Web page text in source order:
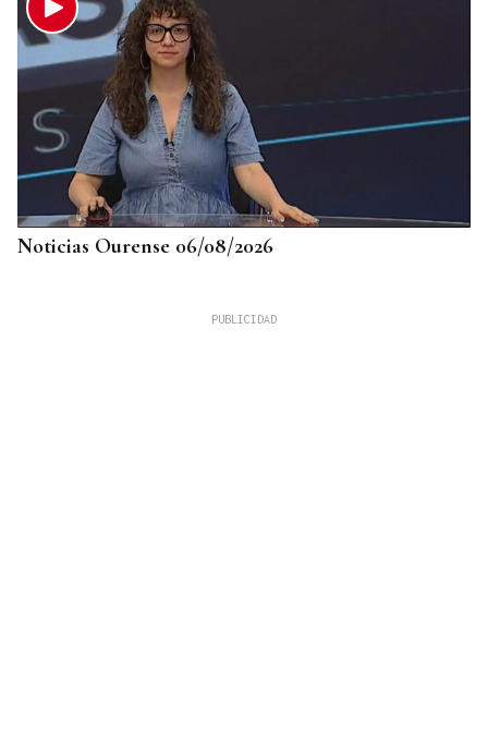
Noticias Ourense 06/08/2026